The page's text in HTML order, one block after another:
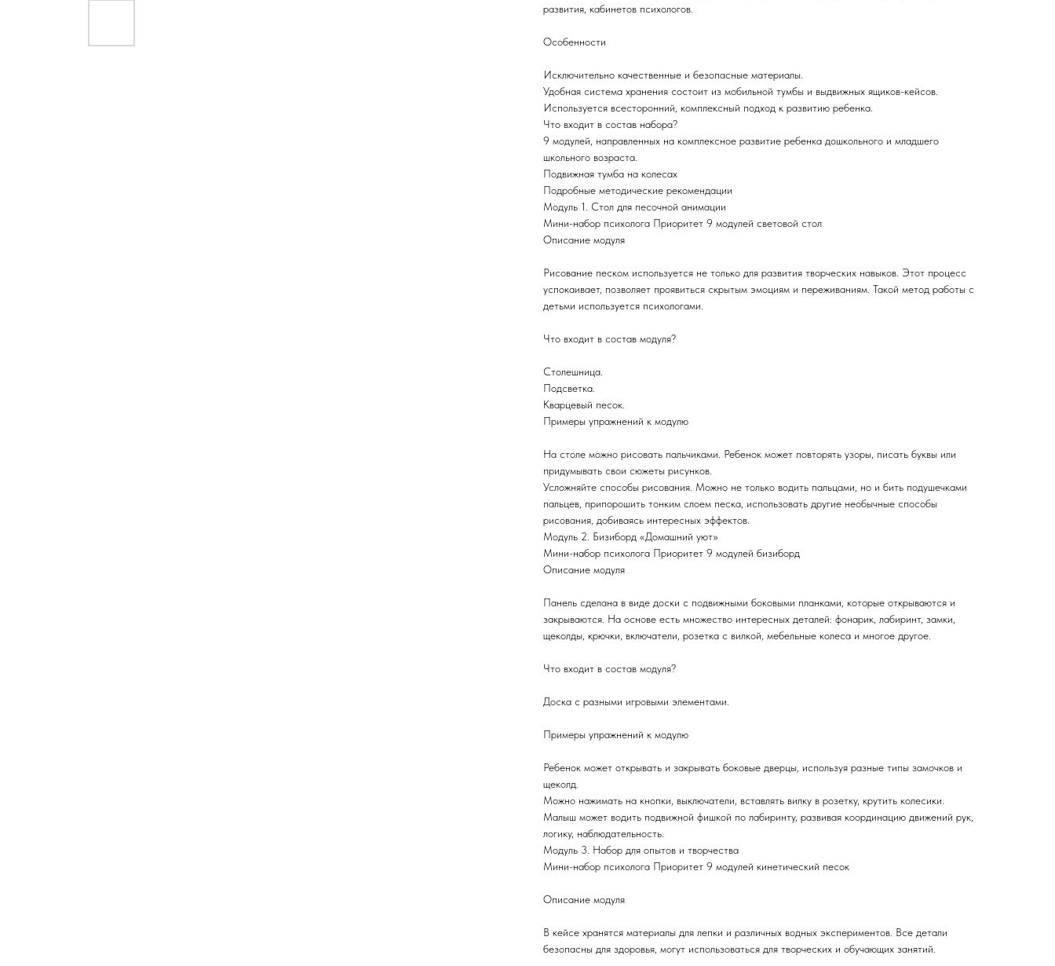
развития, кабинетов психологов.
Особенности
Исключительно качественные и безопасные материалы.
Удобная система хранения состоит из мобильной тумбы и выдвижных ящиков-кейсов.
Используется всесторонний, комплексный подход к развитию ребенка.
Что входит в состав набора?
9 модулей, направленных на комплексное развитие ребенка дошкольного и младшего
школьного возраста.
Подвижная тумба на колесах
Подробные методические рекомендации
Модуль 1. Стол для песочной анимации
Мини-набор психолога Приоритет 9 модулей световой стол
Описание модуля
Рисование песком используется не только для развития творческих навыков. Этот процесс
успокаивает, позволяет проявиться скрытым эмоциям и переживаниям. Такой метод работы с
детьми используется психологами.
Что входит в состав модуля?
Столешница.
Подсветка.
Кварцевый песок.
Примеры упражнений к модулю
На столе можно рисовать пальчиками. Ребенок может повторять узоры, писать буквы или
придумывать свои сюжеты рисунков.
Усложняйте способы рисования. Можно не только водить пальцами, но и бить подушечками
пальцев, припорошить тонким слоем песка, использовать другие необычные способы
рисования, добиваясь интересных эффектов.
Модуль 2. Бизиборд «Домашний уют»
Мини-набор психолога Приоритет 9 модулей бизиборд
Описание модуля
Панель сделана в виде доски с подвижными боковыми планками, которые открываются и
закрываются. На основе есть множество интересных деталей: фонарик, лабиринт, замки,
щеколды, крючки, включатели, розетка с вилкой, мебельные колеса и многое другое.
Что входит в состав модуля?
Доска с разными игровыми элементами.
Примеры упражнений к модулю
Ребенок может открывать и закрывать боковые дверцы, используя разные типы замочков и
щеколд.
Можно нажимать на кнопки, выключатели, вставлять вилку в розетку, крутить колесики.
Малыш может водить подвижной фишкой по лабиринту, развивая координацию движений рук,
логику, наблюдательность.
Модуль 3. Набор для опытов и творчества
Мини-набор психолога Приоритет 9 модулей кинетический песок
Описание модуля
В кейсе хранятся материалы для лепки и различных водных экспериментов. Все детали
безопасны для здоровья, могут использоваться для творческих и обучающих занятий.